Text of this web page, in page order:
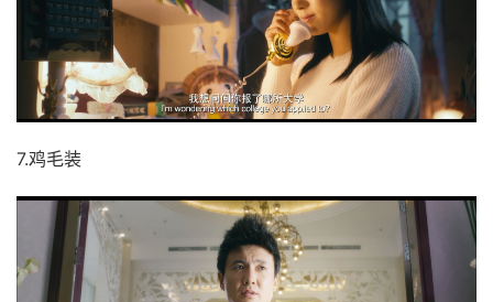
7.鸡毛装